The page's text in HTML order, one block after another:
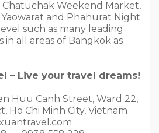
Weekend Market,
and Phahurat Night
such as many leading
all areas of Bangkok as
– Live your travel dreams!
Huu Canh Street, Ward 22,
Ho Chi Minh City, Vietnam